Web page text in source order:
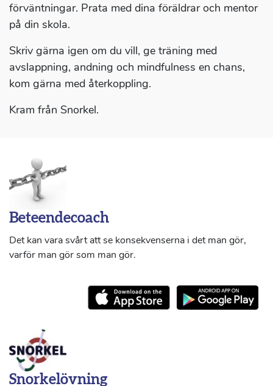
förväntningar. Prata med dina föräldrar och mentor
på din skola.
Skriv gärna igen om du vill, ge träning med
avslappning, andning och mindfulness en chans,
kom gärna med återkoppling.
Kram från Snorkel.
Beteendecoach
Det kan vara svårt att se konsekvenserna i det man gör,
varför man gör som man gör.
Snorkelövning